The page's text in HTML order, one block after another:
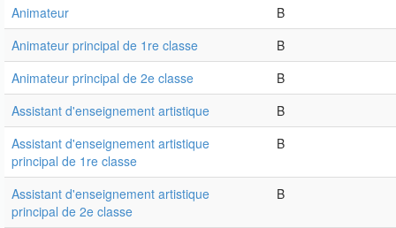
Animateur
B
Animateur principal de 1re classe
B
Animateur principal de 2e classe
B
Assistant d'enseignement artistique
B
Assistant d'enseignement artistique
principal de 1re classe
B
Assistant d'enseignement artistique
principal de 2e classe
B